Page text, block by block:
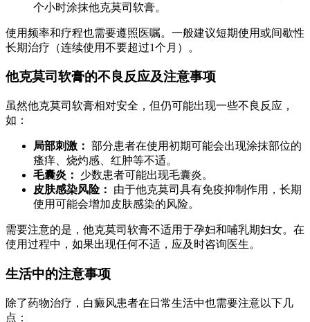
个小时涂抹他克莫司软膏。
使用频率和疗程也需要遵照医嘱。一般建议短期使用或间歇性
长期治疗（连续使用不要超过1个月）。
他克莫司软膏的不良反应及注意事项
虽然他克莫司软膏相对安全，但仍可能出现一些不良反应，
如：
局部刺激： 部分患者在使用初期可能会出现涂抹部位的
瘙痒、烧灼感、红肿等不适。
毛囊炎：
少数患者可能出现毛囊炎。
皮肤感染风险：
由于他克莫司具有免疫抑制作用，长期
使用可能会增加皮肤感染的风险。
需要注意的是，他克莫司软膏不适用于孕妇和哺乳期妇女。在
使用过程中，如果出现任何不适，应及时咨询医生。
生活中的注意事项
除了药物治疗，白癜风患者在日常生活中也需要注意以下几
点：